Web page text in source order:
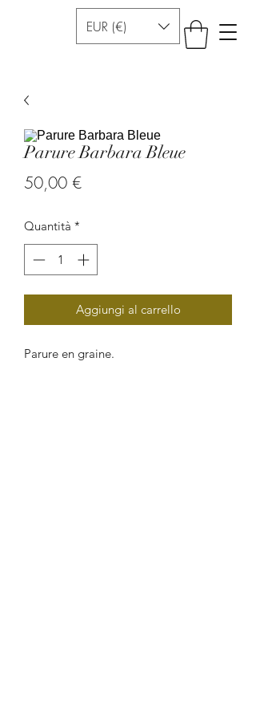
EUR (€)
Parure Barbara Bleue
50,00 €Prezzo
Quantità *
Aggiungi al carrello
Parure en graine.